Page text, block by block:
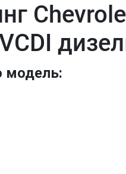
модель: